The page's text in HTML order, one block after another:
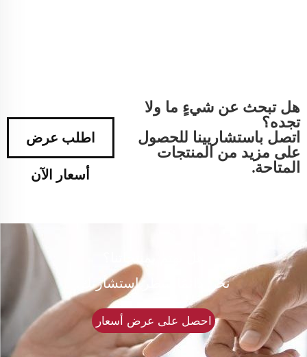
هل تبحث عن شيءٍ ما ولا
تجده؟
اتصل باستشاريينا للحصول
على مزيد من المنتجات
المتاحة.
اطلب عرض
أسعار الآن
نحن دائمًا ننتظر استشارتك.
احصل على عرض أسعار